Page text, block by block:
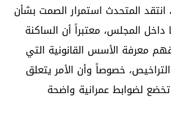
المتحدث استمرار الصمت بشأن
المجلس، معتبراً أن الساكنة
معرفة الأسس القانونية التي
خصوصاً وأن الأمر يتعلق
لضوابط عمرانية واضحة